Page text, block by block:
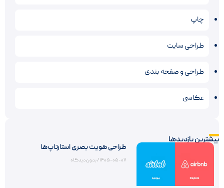
چاپ
طراحی سایت
طراحی و صفحه بندی
عکاسی
بیشترین بازدیدها
طراحی هویت بصری استارتاپ‌ها
۱۴۰۵-۰۵-۰۷ بدون دیدگاه